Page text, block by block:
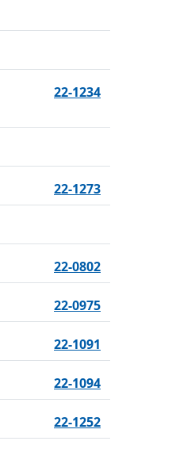
22-1234
22-1273
22-0802
22-0975
22-1091
22-1094
22-1252